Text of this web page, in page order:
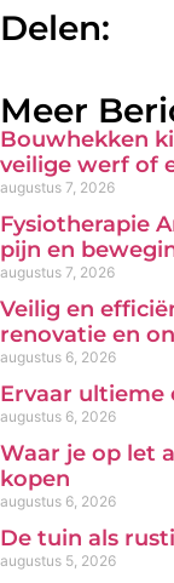
Delen:
Meer
Bouwhekken
veilige werf of
augustus 7, 2026
Fysiotherapie
pijn en
augustus 7, 2026
Veilig en
renovatie en
augustus 6, 2026
Ervaar ultieme
augustus 6, 2026
Waar je op let
kopen
augustus 6, 2026
De tuin als
augustus 5, 2026